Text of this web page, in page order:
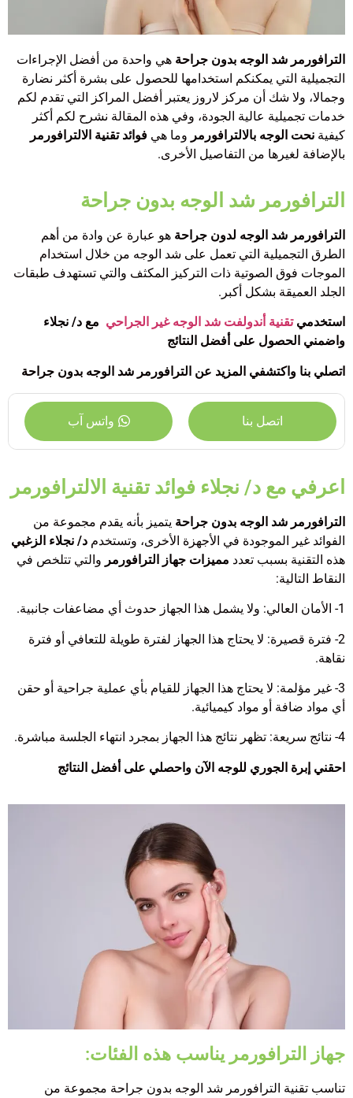
الترافورمر شد الوجه بدون جراحة هي واحدة من أفضل الإجراءات
التجميلية التي يمكنكم استخدامها للحصول على بشرة أكثر نضارة
وجمالا، ولا شك أن مركز لاروز يعتبر أفضل المراكز التي تقدم لكم
خدمات تجميلية عالية الجودة، وفي هذه المقالة نشرح لكم أكثر
كيفية نحت الوجه بالالترافورمر وما هي فوائد تقنية الالترافورمر
بالإضافة لغيرها من التفاصيل الأخرى.
الترافورمر شد الوجه بدون جراحة
الترافورمر شد الوجه لدون جراحة هو عبارة عن وادة من أهم
الطرق التجميلية التي تعمل على شد الوجه من خلال استخدام
الموجات فوق الصوتية ذات التركيز المكثف والتي تستهدف طبقات
الجلد العميقة بشكل أكبر.
استخدمي تقنية أندولفت شد الوجه غير الجراحي مع د/ نجلاء
واضمني الحصول على أفضل النتائج
اتصلي بنا واكتشفي المزيد عن الترافورمر شد الوجه بدون جراحة
اتصل بنا واتس آب
اعرفي مع د/ نجلاء فوائد تقنية الالترافورمر
الترافورمر شد الوجه بدون جراحة يتميز بأنه يقدم مجموعة من
الفوائد غير الموجودة في الأجهزة الأخرى، وتستخدم د/ نجلاء الزغبي
هذه التقنية بسبب تعدد مميزات جهاز الترافورمر والتي تتلخص في
النقاط التالية:
1- الأمان العالي: ولا يشمل هذا الجهاز حدوث أي مضاعفات جانبية.
2- فترة قصيرة: لا يحتاج هذا الجهاز لفترة طويلة للتعافي أو فترة
نقاهة.
3- غير مؤلمة: لا يحتاج هذا الجهاز للقيام بأي عملية جراحية أو حقن
أي مواد ضافة أو مواد كيميائية.
4- نتائج سريعة: تظهر نتائج هذا الجهاز بمجرد انتهاء الجلسة مباشرة.
احقني إبرة الجوري للوجه الآن واحصلي على أفضل النتائج
جهاز الترافورمر يناسب هذه الفئات:
تناسب تقنية الترافورمر شد الوجه بدون جراحة مجموعة من